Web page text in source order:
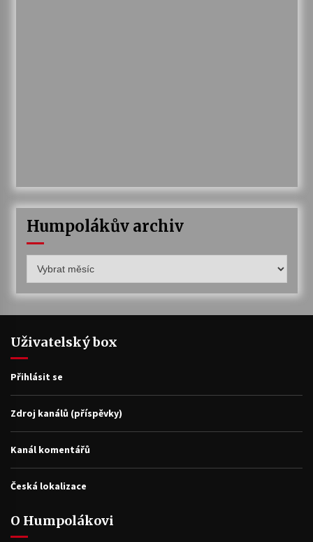
Humpolákův archiv
archiv
Uživatelský box
Přihlásit se
Zdroj kanálů (příspěvky)
Kanál komentářů
Česká lokalizace
O Humpolákovi